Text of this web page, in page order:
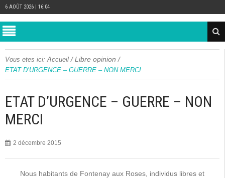
6 AOÛT 2026 | 16:04
Vous etes ici: Accueil /Libre opinion /
ETAT D’URGENCE – GUERRE – NON MERCI
ETAT D’URGENCE – GUERRE – NON
MERCI
2 décembre 2015
Nous habitants de Fontenay aux Roses, individus libres et